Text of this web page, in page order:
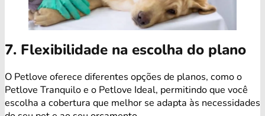
7. Flexibilidade na escolha do plano
O Petlove oferece diferentes opções de planos, como o
Petlove Tranquilo e o Petlove Ideal, permitindo que você
escolha a cobertura que melhor se adapta às necessidades